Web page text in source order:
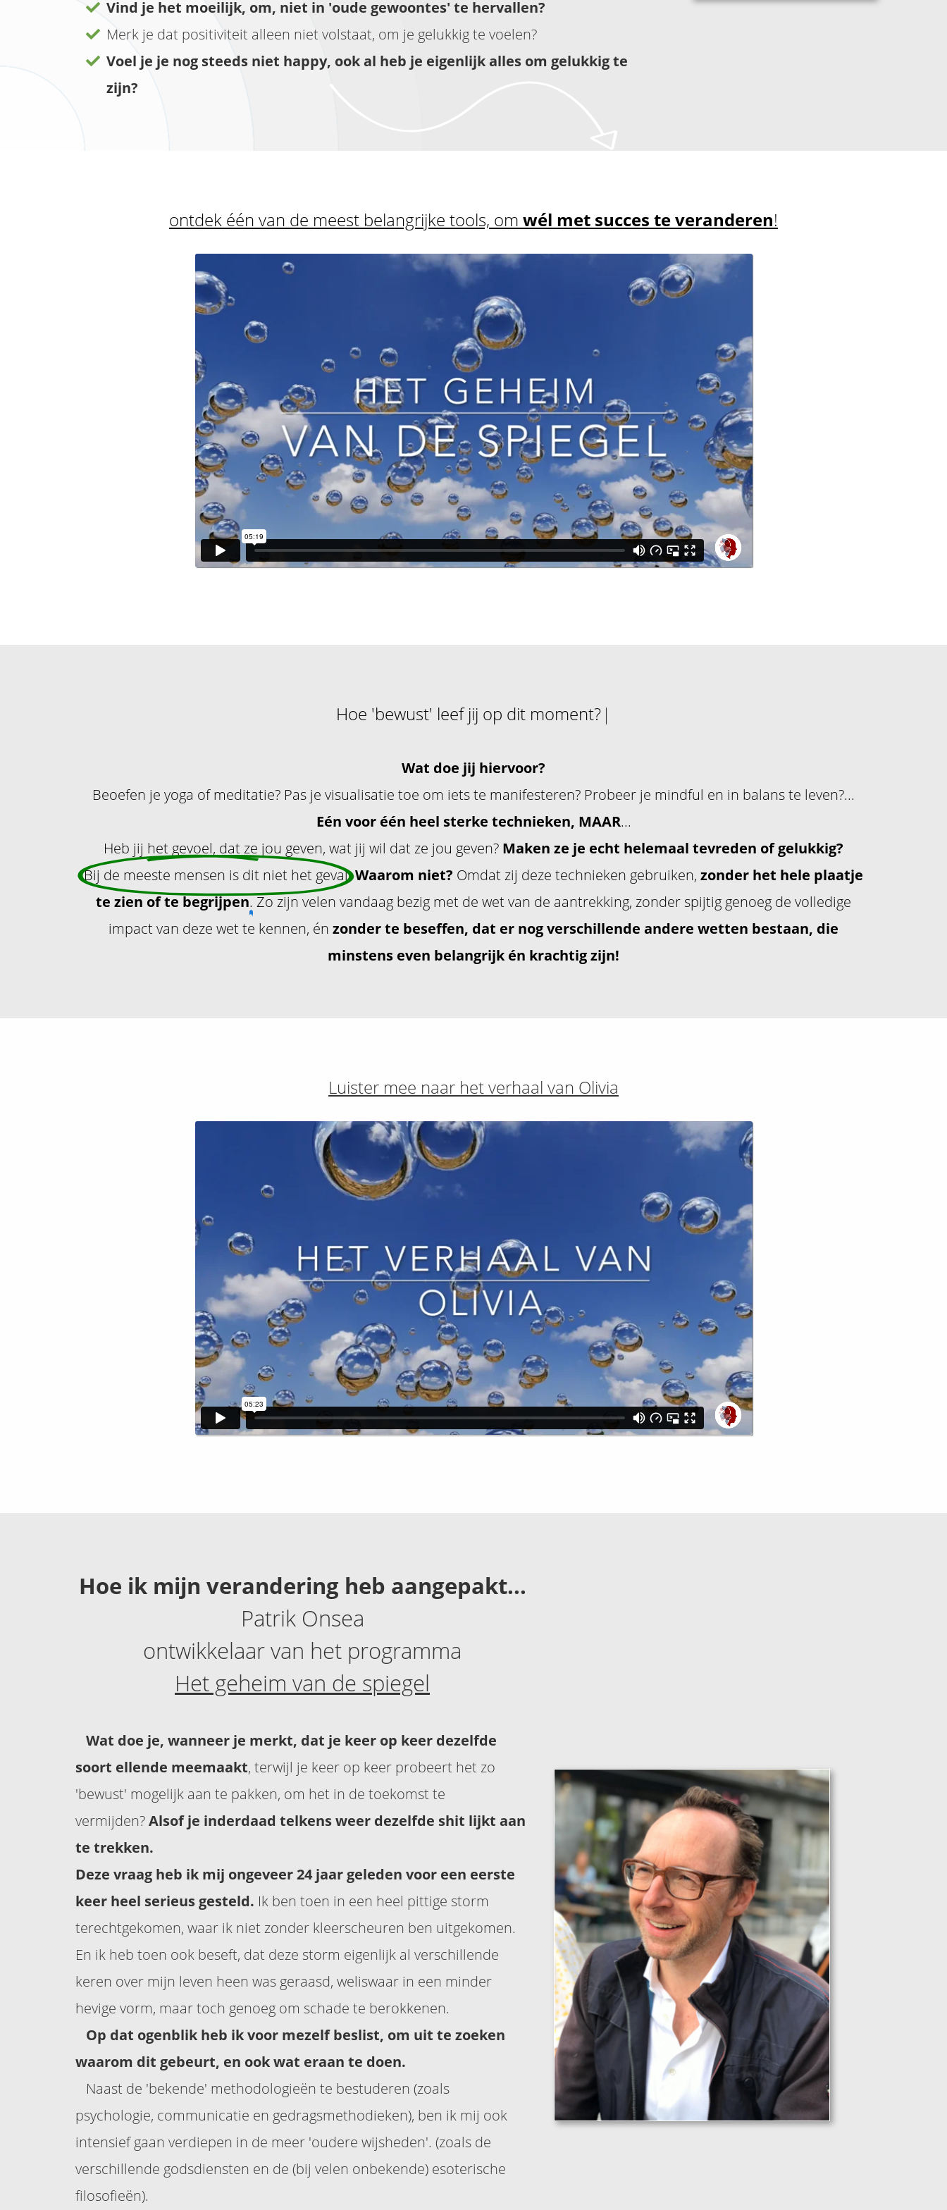
Vind je het moeilijk, om, niet in 'oude gewoontes' te hervallen?
Merk je dat positiviteit alleen niet volstaat, om je gelukkig te voelen?
Voel je je nog steeds niet happy, ook al heb je eigenlijk alles om gelukkig te
zijn?
ontdek één van de meest belangrijke tools, om wél met succes te veranderen!
Hoe 'bewust' leef jij op dit moment?
Wat doe jij hiervoor?
Beoefen je yoga of meditatie? Pas je visualisatie toe om iets te manifesteren? Probeer je mindful en in balans te leven?...
Eén voor één heel sterke technieken, MAAR...
Heb jij het gevoel, dat ze jou geven, wat jij wil dat ze jou geven? Maken ze je echt helemaal tevreden of gelukkig?
Bij de meeste mensen is dit niet het geval.Waarom niet? Omdat zij deze technieken gebruiken, zonder het hele plaatje
te zien of te begrijpen.Zo zijn velen vandaag bezig met de wet van de aantrekking, zonder spijtig genoeg de volledige
impact van deze wet te kennen, én zonder te beseffen, dat er nog verschillende andere wetten bestaan, die
minstens even belangrijk én krachtig zijn!
Luister mee naar het verhaal van Olivia
Hoe ik mijn verandering heb aangepakt...
Patrik Onsea
ontwikkelaar van het programma
Het geheim van de spiegel
Wat doe je, wanneer je merkt, dat je keer op keer dezelfde
soort ellende meemaakt, terwijl je keer op keer probeert het zo
'bewust' mogelijk aan te pakken, om het in de toekomst te
vermijden?Alsof je inderdaad telkens weer dezelfde shit lijkt aan
te trekken.
Deze vraag heb ik mij ongeveer 24 jaar geleden voor een eerste
keer heel serieus gesteld. Ik ben toen in een heel pittige storm
terechtgekomen, waar ik niet zonder kleerscheuren ben uitgekomen.
En ik heb toen ook beseft, dat deze storm eigenlijk al verschillende
keren over mijn leven heen was geraasd, weliswaar in een minder
hevige vorm, maar toch genoeg om schade te berokkenen.
Op dat ogenblik heb ik voor mezelf beslist, om uit te zoeken
waarom dit gebeurt, en ook wat eraan te doen.
Naast de 'bekende' methodologieën te bestuderen (zoals
psychologie, communicatie en gedragsmethodieken), ben ik mij ook
intensief gaan verdiepen in de meer 'oudere wijsheden'. (zoals de
verschillende godsdiensten en de (bij velen onbekende) esoterische
filosofieën).